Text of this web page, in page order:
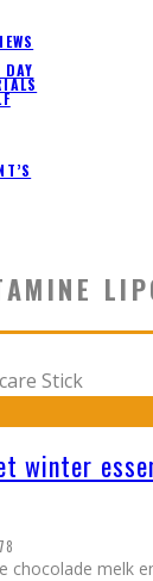
Stick
winter
chocolade melk